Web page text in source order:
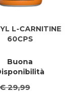
L-CARNITINE
60CPS
Buona
€ 29,99